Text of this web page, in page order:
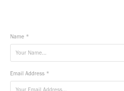
Name *
Email Address *